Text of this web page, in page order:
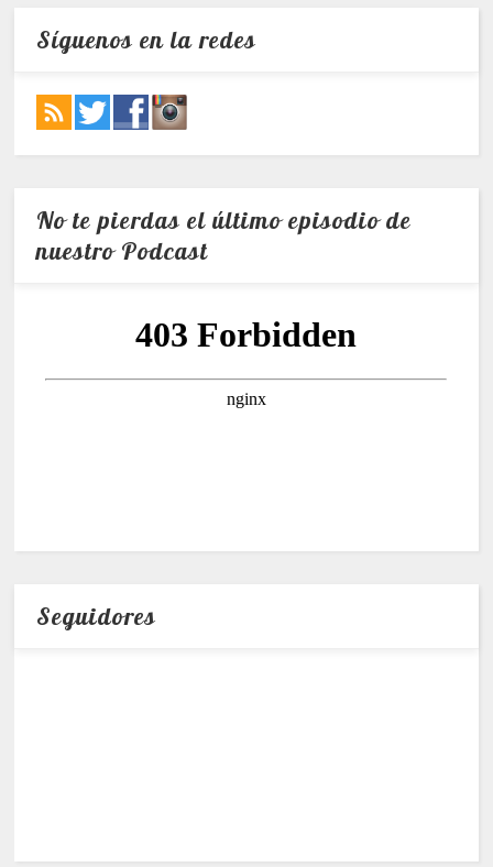
Síguenos en la redes
No te pierdas el último episodio de
nuestro Podcast
Seguidores